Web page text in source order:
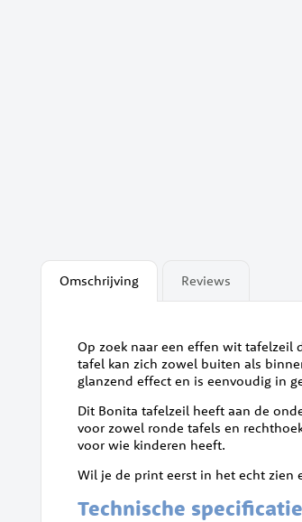
Omschrijving
Op zoek naar een effen wit tafelzeil
tafel kan zich zowel buiten als
glanzend effect en is eenvoudig in
Dit Bonita tafelzeil heeft aan de
voor zowel ronde tafels en
voor wie kinderen heeft.
Wil je de print eerst in het echt zien
Technische
Reviews